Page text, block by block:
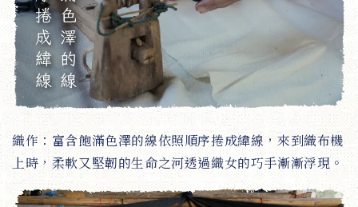
織作：富含飽滿色澤的線依照順序捲成緯線，來到織布機
上時，柔軟又堅韌的生命之河透過織女的巧手漸漸浮現。